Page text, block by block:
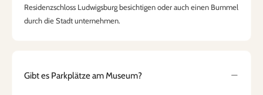
Residenzschloss Ludwigsburg besichtigen oder auch einen Bummel
durch die Stadt unternehmen.
Gibt es Parkplätze am Museum?